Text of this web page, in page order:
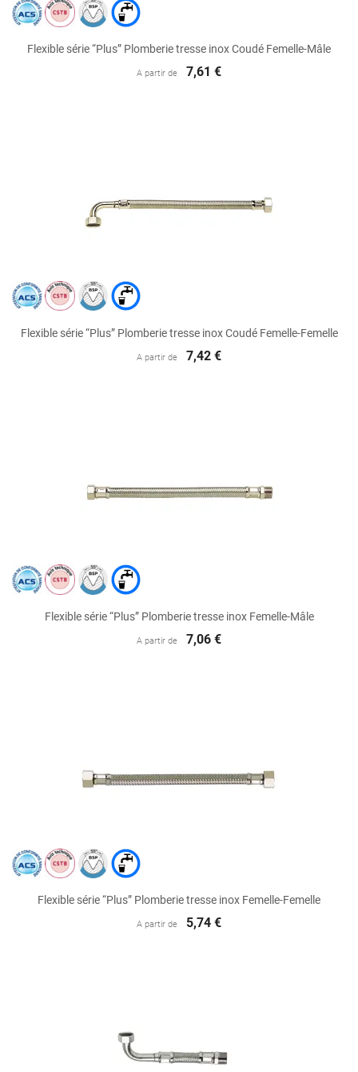
Flexible série “Plus” Plomberie tresse inox Coudé Femelle-Mâle
A partir de 7,61 €
Flexible série “Plus” Plomberie tresse inox Coudé Femelle-Femelle
A partir de 7,42 €
Flexible série “Plus” Plomberie tresse inox Femelle-Mâle
A partir de 7,06 €
Flexible série “Plus” Plomberie tresse inox Femelle-Femelle
A partir de 5,74 €